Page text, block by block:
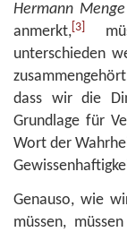
Hermann Menge
anmerkt, [3]
unterschieden
dass wir die
Grundlage für
Wort der
Genauso, wie
müssen,